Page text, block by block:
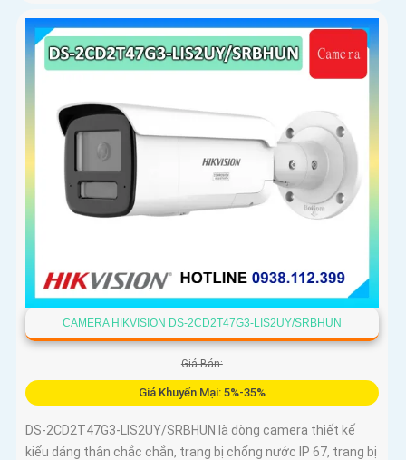
CAMERA HIKVISION DS-2CD2T47G3-LIS2UY/SRBHUN
Giá Bán:
Giá Khuyến Mại: 5%-35%
DS-2CD2T47G3-LIS2UY/SRBHUN là dòng camera thiết kế
kiểu dáng thân chắc chắn, trang bị chống nước IP 67, trang bị